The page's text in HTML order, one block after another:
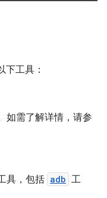
下工具：
如需了解详情，请参
具，包括 adb 工